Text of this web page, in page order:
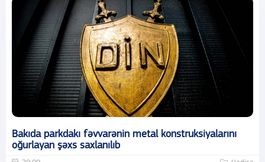
Bakıda parkdakı fəvvarənin metal konstruksiyalarını
oğurlayan şəxs saxlanılıb